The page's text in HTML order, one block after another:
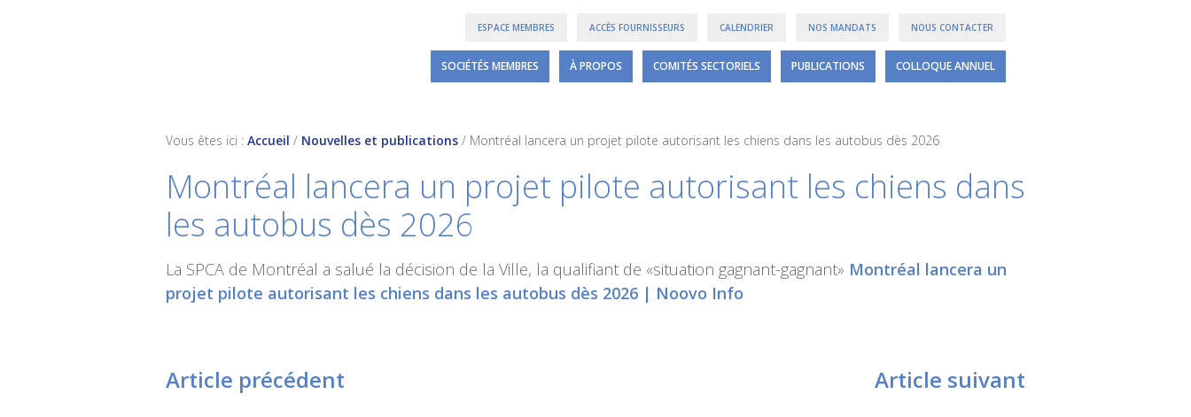
ESPACE MEMBRES ACCÈS FOURNISSEURS CALENDRIER NOS MANDATS NOUS CONTACTER
SOCIÉTÉS MEMBRES À PROPOS COMITÉS SECTORIELS PUBLICATIONS COLLOQUE ANNUEL
Vous êtes ici : Accueil / Nouvelles et publications / Montréal lancera un projet pilote autorisant les chiens dans les autobus dès 2026
Montréal lancera un projet pilote autorisant les chiens dans
les autobus dès 2026
La SPCA de Montréal a salué la décision de la Ville, la qualifiant de «situation gagnant-gagnant» Montréal lancera un
projet pilote autorisant les chiens dans les autobus dès 2026 | Noovo Info
Article précédent Article suivant